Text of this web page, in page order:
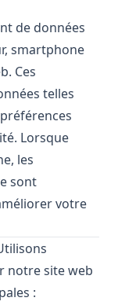
de données
smartphone
Ces
telles
Lorsque
les
sont
votre
notre site web
: